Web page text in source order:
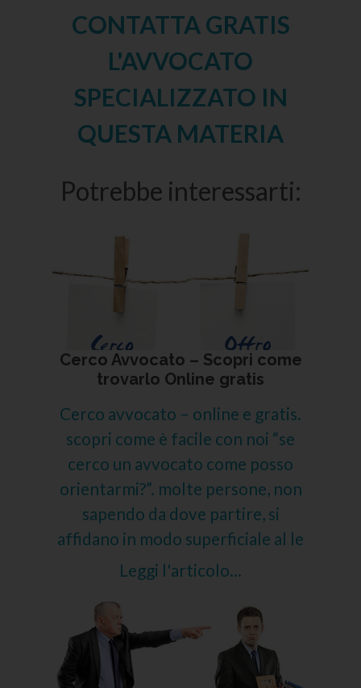
CONTATTA GRATIS
L'AVVOCATO
SPECIALIZZATO IN
QUESTA MATERIA
Potrebbe interessarti:
Cerco Avvocato – Scopri come
trovarlo Online gratis
Cerco avvocato – online e gratis.
scopri come è facile con noi “se
cerco un avvocato come posso
orientarmi?”. molte persone, non
sapendo da dove partire, si
affidano in modo superficiale al le
Leggi l'articolo...